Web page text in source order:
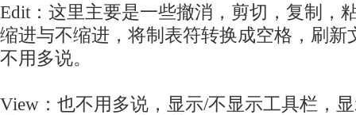
Edit：这里主要是一些撤消，剪切，复制，
缩进与不缩进，将制表符转换成空格，刷新
不用多说。
View：也不用多说，显示/不显示工具栏，